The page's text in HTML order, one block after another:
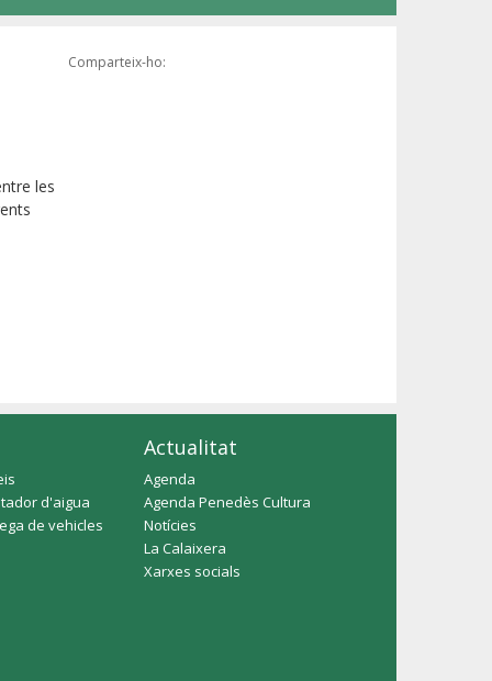
Comparteix-ho:
les
d'aigua
de vehicles
Actualitat
Agenda
Agenda Penedès Cultura
Notícies
La Calaixera
Xarxes socials